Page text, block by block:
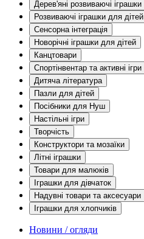
Дерев'яні розвиваючі іграшки
Розвиваючі іграшки для дітей
Сенсорна інтеграція
Новорічні іграшки для дітей
Канцтовари
Спортінвентар та активні ігри
Дитяча література
Пазли для дітей
Посібники для Нуш
Настільні ігри
Творчість
Конструктори та мозаїки
Літні іграшки
Товари для малюків
Іграшки для дівчаток
Надувні товари та аксесуари
Іграшки для хлопчиків
Новини / огляди